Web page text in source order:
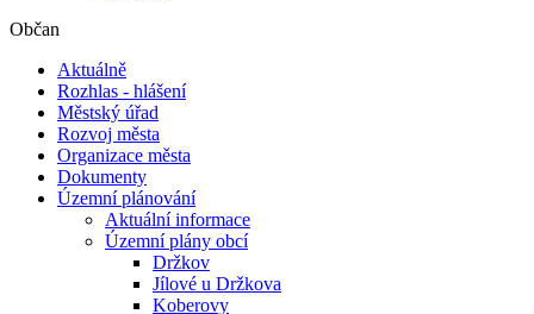
Občan
Aktuálně
Rozhlas - hlášení
Městský úřad
Rozvoj města
Organizace města
Dokumenty
Územní plánování
Aktuální informace
Územní plány obcí
Držkov
Jílové u Držkova
Koberovy